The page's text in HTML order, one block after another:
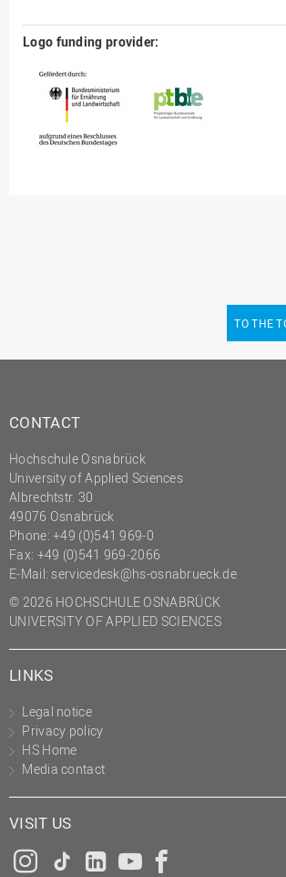
Logo funding provider:
TO THE
CONTACT
Hochschule Osnabrück
University of Applied Sciences
Albrechtstr. 30
49076 Osnabrück
Phone: +49 (0)541 969-0
Fax: +49 (0)541 969-2066
E-Mail: servicedesk@hs-osnabrueck.de
© 2026 HOCHSCHULE OSNABRÜCK
UNIVERSITY OF APPLIED SCIENCES
LINKS
Legal notice
Privacy policy
HS Home
Media contact
VISIT US
Instagram
Tiktok
LinkedInYouTube